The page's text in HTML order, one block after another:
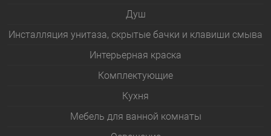
Душ
Инсталляция унитаза, скрытые бачки и клавиши смыва
Интерьерная краска
Комплектующие
Кухня
Мебель для ванной комнаты